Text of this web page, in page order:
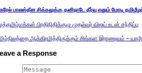
பாலஸ்தீன சிக்கலுக்கு தனிநாடே தீர்வு எனும் மோடி
பிரதிநிதிக்குழு முதல்வர் விஜய் உடன் சந்திப்பு
ஆக்கிரமித்திருக்கும் சிங்கள இராணுவம் –
a Response